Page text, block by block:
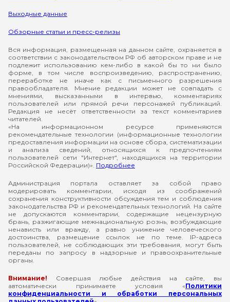
Выходные данные
Обзорные статьи и пресс-релизы
Вся информация, размещенная на данном сайте, охраняется в
соответствии с законодательством РФ об авторском праве и не
подлежит использованию кем-либо в какой бы то ни было
форме, в том числе воспроизведению, распространению,
переработке не иначе как с письменного разрешения
правообладателя. Мнение редакции может не совпадать с
мнениями, высказанными в интервью, комментариях
пользователей или прямой речи персонажей публикаций.
Редакция не несёт ответственности за текст комментариев
читателей.
«На информационном ресурсе применяются
рекомендательные технологии (информационные технологии
предоставления информации на основе сбора, систематизации
и анализа сведений, относящихся к предпочтениям
пользователей сети "Интернет", находящихся на территории
Российской Федерации)». Подробнее
Администрация портала оставляет за собой право
модерировать комментарии, исходя из соображений
сохранения конструктивности обсуждения тем и соблюдения
законодательства РФ и рекомендательных технологий. На сайте
не допускаются комментарии, содержащие нецензурную
брань, разжигающие межнациональную рознь, возбуждающие
ненависть или вражду, а равно унижение человеческого
достоинства, размещение ссылок не по теме. IP-адреса
пользователей, не соблюдающих эти требования, могут быть
переданы по запросу в надзорные и правоохранительные
органы.
Внимание! Совершая любые действия на сайте, вы
автоматически принимаете условия «Политики
конфиденциальности и обработки персональных